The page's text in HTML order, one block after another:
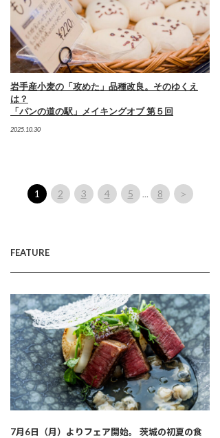
岩手産小麦の「攻めた」品種改良。そのゆくえ
は？
「パンの道の駅」メイキングオブ 第５回
2025.10.30
1 2 3 4 5 … 8 ＞
FEATURE
7月6日（月）よりフェア開始。 茨城の初夏の食